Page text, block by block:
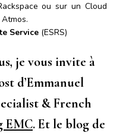
ou sur un Cloud
Atmos.
Service (ESRS)
je vous invite à
d’Emmanuel
& French
EMC. Et le blog de